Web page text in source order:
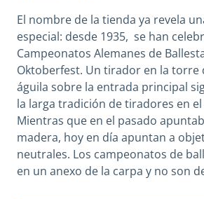
El nombre de la tienda ya revela
especial: desde 1935, se han
Campeonatos Alemanes de
Oktoberfest. Un tirador en la torre
águila sobre la entrada principal
la larga tradición de tiradores en
Mientras que en el pasado
madera, hoy en día apuntan a
neutrales. Los campeonatos de
en un anexo de la carpa y no son